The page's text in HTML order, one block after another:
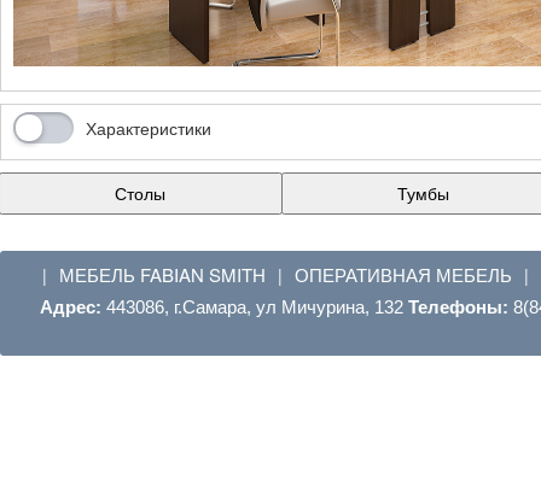
Характеристики
Столы Тумбы
| МЕБЕЛЬ FABIAN SMITH | ОПЕРАТИВНАЯ МЕБЕЛЬ |
Адрес: 443086, г.Самара, ул Мичурина, 132 Телефоны: